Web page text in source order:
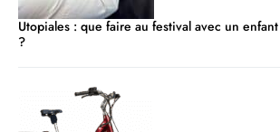
Utopiales : que faire au festival avec un
?